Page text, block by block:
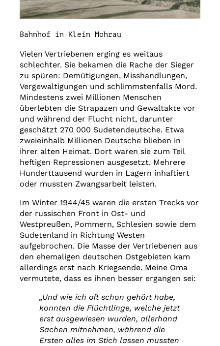
Bahnhof in Klein Mohrau
Vielen Vertriebenen erging es weitaus
schlechter. Sie bekamen die Rache der Sieger
zu spüren: Demütigungen, Misshandlungen,
Vergewaltigungen und schlimmstenfalls Mord.
Mindestens zwei Millionen Menschen
überlebten die Strapazen und Gewaltakte vor
und während der Flucht nicht, darunter
geschätzt 270 000 Sudetendeutsche. Etwa
zweieinhalb Millionen Deutsche blieben in
ihrer alten Heimat. Dort waren sie zum Teil
heftigen Repressionen ausgesetzt. Mehrere
Hunderttausend wurden in Lagern inhaftiert
oder mussten Zwangsarbeit leisten.
Im Winter 1944/45 waren die ersten Trecks vor
der russischen Front in Ost- und
Westpreußen, Pommern, Schlesien sowie dem
Sudetenland in Richtung Westen
aufgebrochen. Die Masse der Vertriebenen aus
den ehemaligen deutschen Ostgebieten kam
allerdings erst nach Kriegsende. Meine Oma
vermutete, dass es ihnen besser ergangen sei:
„Und wie ich oft schon gehört habe,
konnten die Flüchtlinge, welche jetzt
erst ausgewiesen wurden, allerhand
Sachen mitnehmen, während die
Ersten alles im Stich lassen mussten